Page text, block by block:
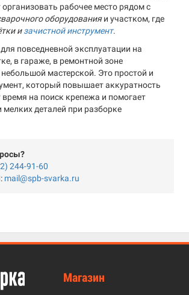
рабочее место рядом с
оборудованияи участком, где
изачистной инструмент.
повседневной эксплуатации на
в гараже, в ремонтной зоне
мастерской. Это простой и
который повышает аккуратность
на поиск крепежа и помогает
мелких деталей при разборке
244-91-60
mail@spb-svarka.ru
Магазин